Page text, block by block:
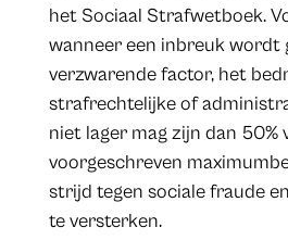
het Sociaal Strafwetboek.
wanneer een inbreuk wordt
verzwarende factor, het
strafrechtelijke of
niet lager mag zijn dan 50%
voorgeschreven
strijd tegen sociale fraude
te versterken.